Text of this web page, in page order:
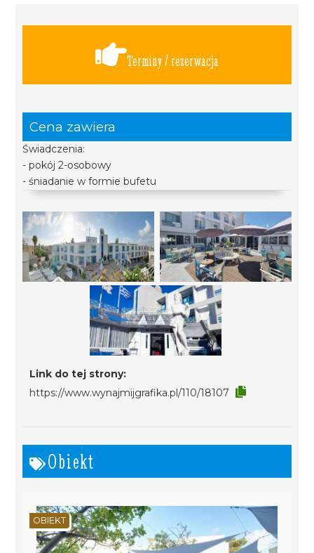
Terminy / rezerwacja
Cena zawiera
Świadczenia:
- pokój 2-osobowy
- śniadanie w formie bufetu
Link do tej strony:
https://www.wynajmijgrafika.pl/110/18107
Obiekt
OBIEKT